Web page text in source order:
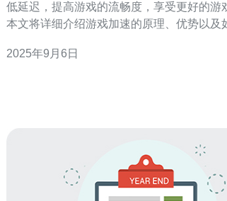
低延迟，提高游戏的流畅度，享受更好的游
本文将详细介绍游戏加速的原理、优势以及
信赖的加速服务选择。 什么是日本CN2游戏加速服务
2025年9月6日